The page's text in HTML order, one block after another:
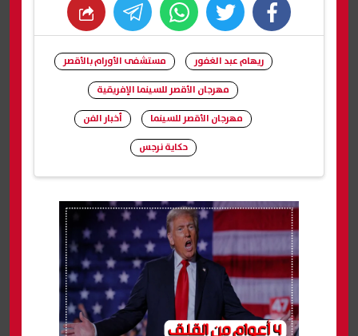
facebook
twitter
whats
ريهام عبد الغفور
مستشفى الأورام بالأقصر
مهرجان الأقصر للسينما الإفريقية
مهرجان الأقصر للسينما
أخبار الفن
حكاية نرجس